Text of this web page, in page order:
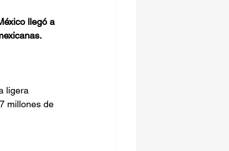
llegó a
ligera
millones de